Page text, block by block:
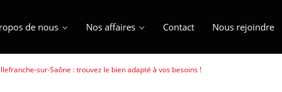
de nous Nos affaires Contact Nous rejoindre
sur-Saône : trouvez le bien adapté à vos besoins !